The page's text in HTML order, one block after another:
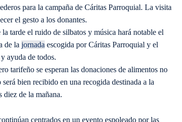
para la campaña de Cáritas Parroquial. La visita
el gesto a los donantes.
tarde el ruido de silbatos y música hará notable el
de la jornada escogida por Cáritas Parroquial y el
ayuda de todos.
tarifeño se esperan las donaciones de alimentos no
bien recibido en una recogida destinada a la
diez de la mañana.
centrados en un evento espoleado por las